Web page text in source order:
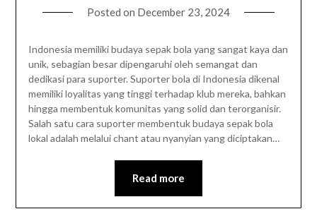
Posted on December 23, 2024
Indonesia memiliki budaya sepak bola yang sangat kaya dan
unik, sebagian besar dipengaruhi oleh semangat dan
dedikasi para suporter. Suporter bola di Indonesia dikenal
memiliki loyalitas yang tinggi terhadap klub mereka, bahkan
hingga membentuk komunitas yang solid dan terorganisir.
Salah satu cara suporter membentuk budaya sepak bola
lokal adalah melalui chant atau nyanyian yang diciptakan…
Read more